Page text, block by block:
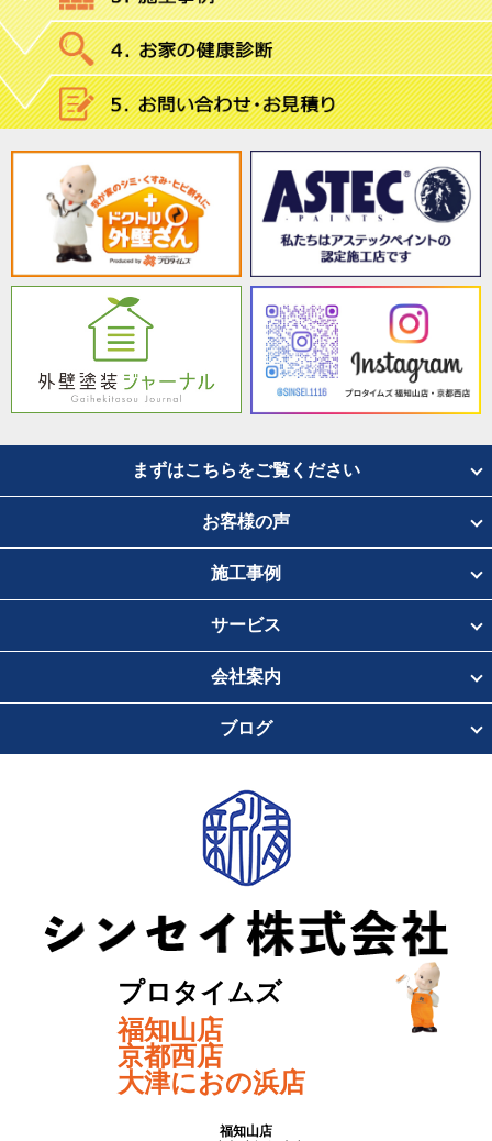
まずはこちらをご覧ください
お客様の声
施工事例
サービス
会社案内
ブログ
プロタイムズ
福知山店
京都西店
大津におの浜店
福知山店